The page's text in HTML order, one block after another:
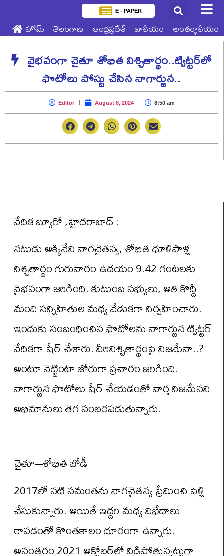
E - PAPER
హోమ్ తెలంగాణ ఆంధ్రప్రదేశ్ జాతీయం అంతర్జాతీయం
వైభవంగా చైతూ శోభిత నిశ్చితార్థం..ట్విట్టర్‌లో
ఫొటోలు పోస్టు చేసిన నాగార్జున..
Editor August 8, 2024 8:50 am
వేదిక బ్యూరో ,హైదరాబాద్ :
నటుడు అక్కినేని నాగచైతన్య, శోభిత ధూళిపాళ్ల
నిశ్చితార్థం గురువారం ఉదయం 9.42 గంటలకు
వైభవంగా జరిగింది. కుటుంబ సభ్యులు, అతి కొద్దీ
మంది సన్నిహితుల మధ్య వేడుకగా నిర్వహించారు.
ఇందుకు సంబంధించిన ఫొటోలను నాగార్జున ట్విట్టర్‌
వేదికగా షేర్‌ చేశారు. వీరినిశ్చితార్థంపై నిజమేనా..?
అంటూ నెట్టింటా జోరుగా ప్రచారం జరిగింది.
నాగార్జున ఫొటోలు షేర్‌ చేయడంతో వార్త నిజమేనని
అభిమానులు తెగ సంబరపడుతున్నారు.
చైతూ–శోభిత జోడీ
2017లో నటి సమంతను నాగచైతన్య ప్రేమించి పెళ్లి
చేసుకున్నారు. అయితే ఇద్దరి మధ్య విభేదాలు
రావడంతో కొంతకాలం దూరంగా ఉన్నారు.
అనంతరం 2021 అక్టోబర్‌లో విడిపోతున్నట్టుగా